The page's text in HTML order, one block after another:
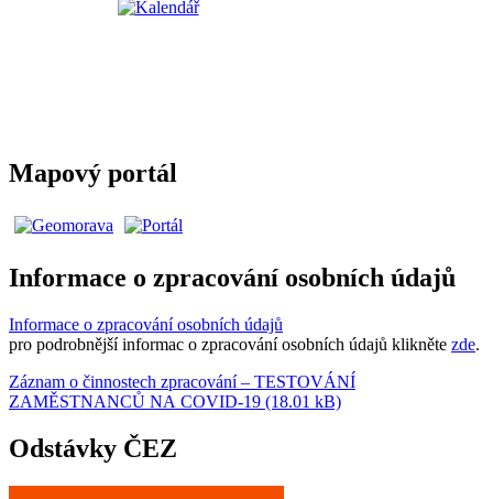
Mapový portál
Informace o zpracování osobních údajů
Informace o zpracování osobních údajů
pro podrobnější informac o zpracování osobních údajů klikněte zde.
Záznam o činnostech zpracování – TESTOVÁNÍ
ZAMĚSTNANCŮ NA COVID-19 (18.01 kB)
Odstávky ČEZ